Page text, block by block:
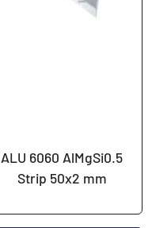
ALU 6060 AlMgSi0.5
Strip 50x2 mm